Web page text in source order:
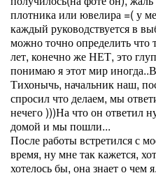
плотника или ювелира =( у
каждый руководствуется в
можно точно определить что
лет, конечно же НЕТ, это
понимаю я этот мир
Тихонычь, начальник наш,
спросил что делаем, мы
нечего )))На что он ответил
домой и мы пошли...
После работы встретился с
время, ну мне так кажется,
хотелось бы, она знает о чем